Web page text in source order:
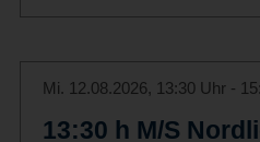
Mi. 12.08.2026, 13:30 Uhr -
13:30 h M/S